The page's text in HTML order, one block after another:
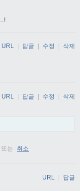
URL 답글 수정 삭제
또는 취소
URL 답글 수정 삭제
URL 답글